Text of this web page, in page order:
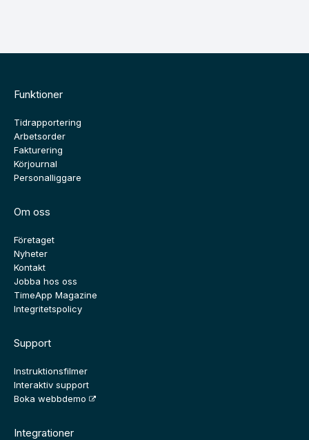
Funktioner
Tidrapportering
Arbetsorder
Fakturering
Körjournal
Personalliggare
Om oss
Företaget
Nyheter
Kontakt
Jobba hos oss
TimeApp Magazine
Integritetspolicy
Support
Instruktionsfilmer
Interaktiv support
Boka webbdemo
Integrationer